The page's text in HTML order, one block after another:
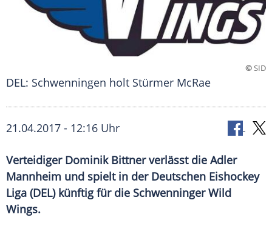
©SID
DEL: Schwenningen holt Stürmer McRae
21.04.2017 - 12:16 Uhr
Verteidiger Dominik Bittner verlässt die Adler
Mannheim und spielt in der Deutschen Eishockey
Liga (DEL) künftig für die Schwenninger Wild
Wings.